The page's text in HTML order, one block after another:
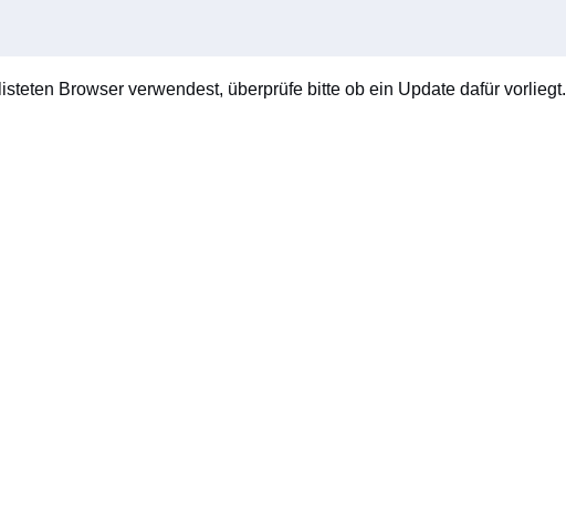
Browser verwendest, überprüfe bitte ob ein Update dafür vorliegt.